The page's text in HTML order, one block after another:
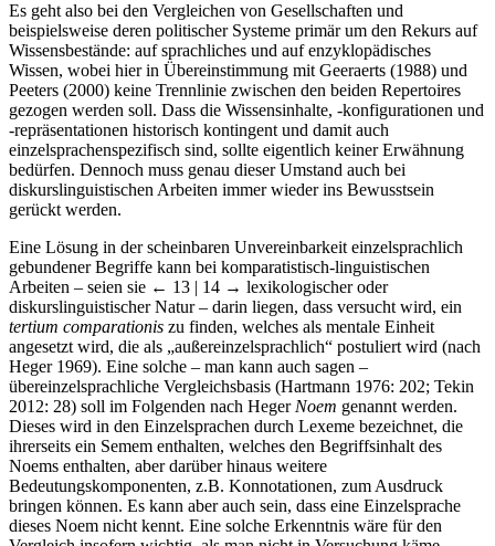
Es geht also bei den Vergleichen von Gesellschaften und
beispielsweise deren politischer Systeme primär um den Rekurs auf
Wissensbestände: auf sprachliches und auf enzyklopädisches
Wissen, wobei hier in Übereinstimmung mit Geeraerts (1988) und
Peeters (2000) keine Trennlinie zwischen den beiden Repertoires
gezogen werden soll. Dass die Wissensinhalte, -konfigurationen und
-repräsentationen historisch kontingent und damit auch
einzelsprachenspezifisch sind, sollte eigentlich keiner Erwähnung
bedürfen. Dennoch muss genau dieser Umstand auch bei
diskurslinguistischen Arbeiten immer wieder ins Bewusstsein
gerückt werden.
Eine Lösung in der scheinbaren Unvereinbarkeit einzelsprachlich
gebundener Begriffe kann bei komparatistisch-linguistischen
Arbeiten – seien sie ← 13 | 14 → lexikologischer oder
diskurslinguistischer Natur – darin liegen, dass versucht wird, ein
tertium comparationis zu finden, welches als mentale Einheit
angesetzt wird, die als „außereinzelsprachlich“ postuliert wird (nach
Heger 1969). Eine solche – man kann auch sagen –
übereinzelsprachliche Vergleichsbasis (Hartmann 1976: 202; Tekin
2012: 28) soll im Folgenden nach Heger Noem genannt werden.
Dieses wird in den Einzelsprachen durch Lexeme bezeichnet, die
ihrerseits ein Semem enthalten, welches den Begriffsinhalt des
Noems enthalten, aber darüber hinaus weitere
Bedeutungskomponenten, z.B. Konnotationen, zum Ausdruck
bringen können. Es kann aber auch sein, dass eine Einzelsprache
dieses Noem nicht kennt. Eine solche Erkenntnis wäre für den